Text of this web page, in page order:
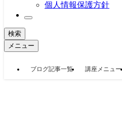
個人情報保護方針
検索
メニュー
ブログ記事一覧 講座メニュー